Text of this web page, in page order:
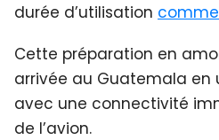
durée d’utilisation comme
Cette préparation en
arrivée au Guatemala en
avec une connectivité
de l’avion.